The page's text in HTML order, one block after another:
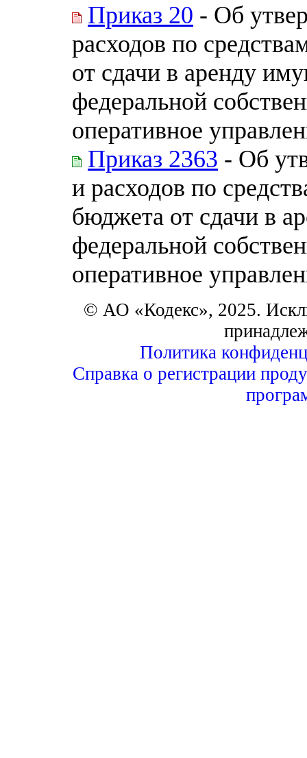
Приказ 20 - Об
расходов по
от сдачи в аренду
федеральной
оперативное
Приказ 2363 - Об
и расходов по
бюджета от сдачи в
федеральной
оперативное
© АО «Кодекс», 2025.
Политика
Справка о регистрации